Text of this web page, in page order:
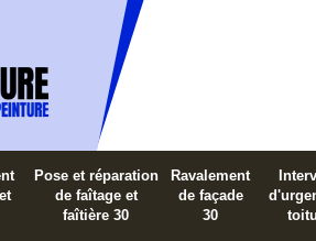
Pose et réparation
de faîtage et
faîtière 30
Ravalement
de façade
30